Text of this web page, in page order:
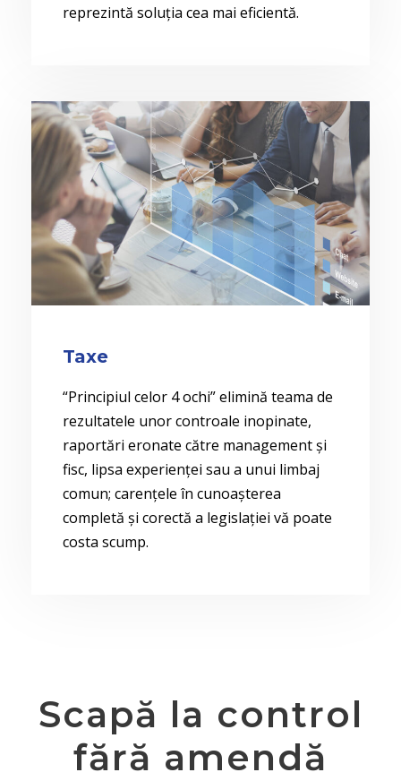
reprezintă soluția cea mai eficientă.
Taxe
“Principiul celor 4 ochi” elimină teama de
rezultatele unor controale inopinate,
raportări eronate către management și
fisc, lipsa experienței sau a unui limbaj
comun; carențele în cunoașterea
completă și corectă a legislației vă poate
costa scump.
Scapă la control
fără amendă